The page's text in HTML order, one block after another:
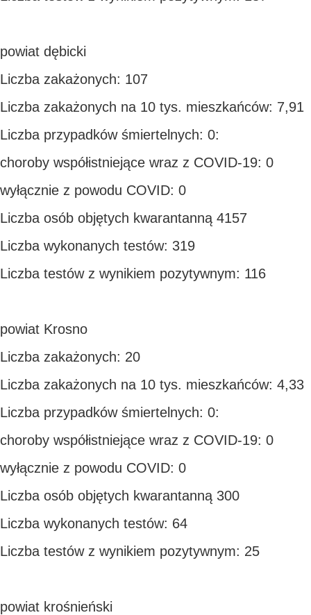
powiat dębicki
Liczba zakażonych: 107
Liczba zakażonych na 10 tys. mieszkańców: 7,91
Liczba przypadków śmiertelnych: 0:
choroby współistniejące wraz z COVID-19: 0
wyłącznie z powodu COVID: 0
Liczba osób objętych kwarantanną 4157
Liczba wykonanych testów: 319
Liczba testów z wynikiem pozytywnym: 116
powiat Krosno
Liczba zakażonych: 20
Liczba zakażonych na 10 tys. mieszkańców: 4,33
Liczba przypadków śmiertelnych: 0:
choroby współistniejące wraz z COVID-19: 0
wyłącznie z powodu COVID: 0
Liczba osób objętych kwarantanną 300
Liczba wykonanych testów: 64
Liczba testów z wynikiem pozytywnym: 25
powiat krośnieński